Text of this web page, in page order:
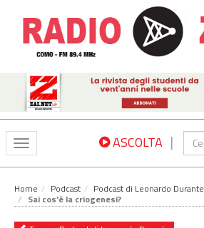
Toggle
navigation
ASCOLTA |
Home Podcast Podcast di Leonardo Durante
Sai cos'è la criogenesi?